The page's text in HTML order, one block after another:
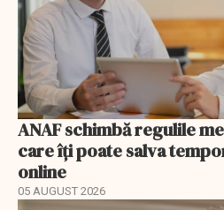
ANAF schimbă regulile
care îți poate salva
online
05 AUGUST 2026